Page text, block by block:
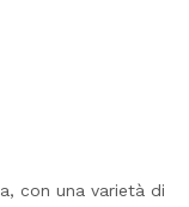
con una varietà di